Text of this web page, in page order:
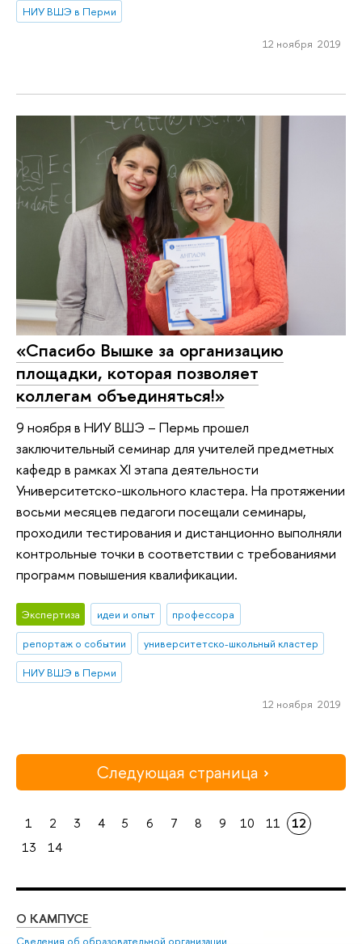
НИУ ВШЭ в Перми
12 ноября 2019
«Спасибо Вышке за организацию
площадки, которая позволяет
коллегам объединяться!»
9 ноября в НИУ ВШЭ – Пермь прошел
заключительный семинар для учителей предметных
кафедр в рамках XI этапа деятельности
Университетско-школьного кластера. На протяжении
восьми месяцев педагоги посещали семинары,
проходили тестирования и дистанционно выполняли
контрольные точки в соответствии с требованиями
программ повышения квалификации.
Экспертиза идеи и опыт
профессора
репортаж о событии
университетско-школьный кластер
НИУ ВШЭ в Перми
12 ноября 2019
Следующая страница
1 2 3 4 5 6 7 8 9 10 11
12
13
14
О КАМПУСЕ
Сведения об образовательной организации